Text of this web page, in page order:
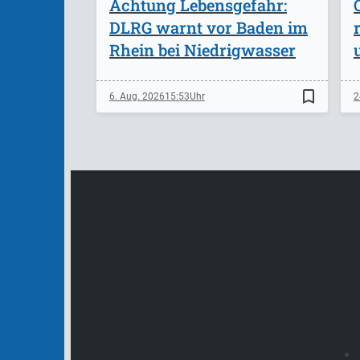
Achtung Lebensgefahr:
DLRG warnt vor Baden im
Rhein bei Niedrigwasser
6. Aug. 202615:53 bookmark_border